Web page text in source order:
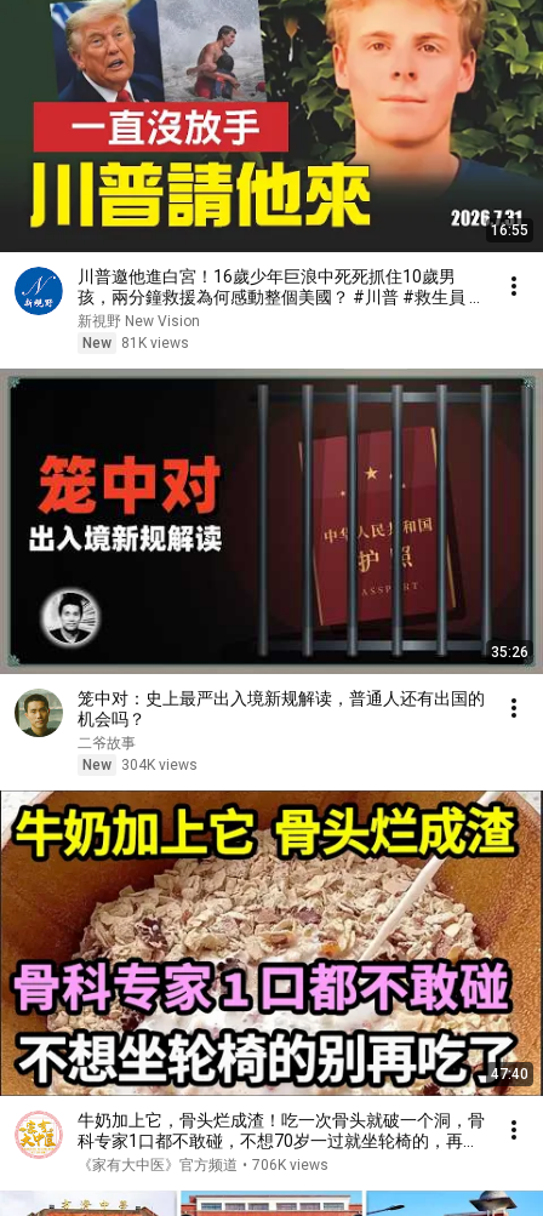
16:55
川普邀他進白宮！16歲少年巨浪中死死抓住10歲男
孩，兩分鐘救援為何感動整個美國？ #川普 #救生員 #
美國精神 | 新視野 第2467期 20260731
新視野 New Vision
New
81K views
35:26
笼中对：史上最严出入境新规解读，普通人还有出国的
机会吗？
二爷故事
New
304K views
47:40
牛奶加上它，骨头烂成渣！吃一次骨头就破一个洞，骨
科专家1口都不敢碰，不想70岁一过就坐轮椅的，再喜
欢都要忌口！【家庭大医生】
《家有大中医》官方频道 • 706K views